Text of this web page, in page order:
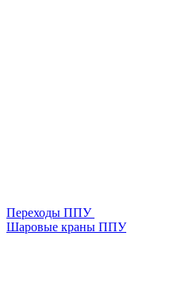
Переходы ППУ
Шаровые краны ППУ